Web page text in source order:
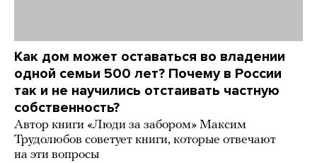
Как дом может оставаться во владении
одной семьи 500 лет? Почему в России
так и не научились отстаивать частную
собственность?
Автор книги «Люди за забором» Максим
Трудолюбов советует книги, которые отвечают
на эти вопросы